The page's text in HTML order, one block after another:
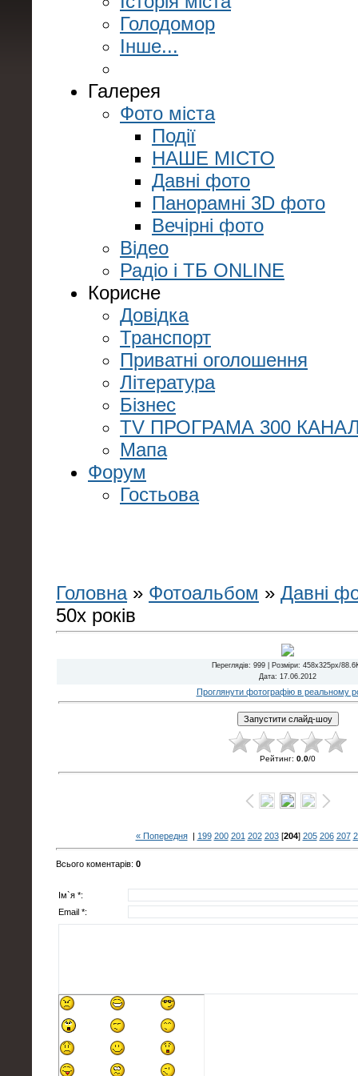
Голодомор
Інше...
Галерея
Фото міста
Події
НАШЕ МІСТО
Давні фото
Панорамні 3D фото
Вечірні фото
Відео
Радіо і ТБ ONLINE
Корисне
Довідка
Транспорт
Приватні оголошення
Література
Бізнес
TV ПРОГРАМА 300
Мапа
Форум
Гостьова
Головна» Фотоальбом » Давні
50х років
Переглядів: 999 | Розміри: 458x325px/
Дата: 17.06.2012
Проглянути фотографію в реальному
Рейтинг: 0.0/0
« Попередня| 199 200 201 202 203[204] 205 206 207
Всього коментарів: 0
Ім`я *:
Email *: